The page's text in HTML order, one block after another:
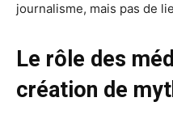
journalisme, mais pas de
Le rôle des
création de